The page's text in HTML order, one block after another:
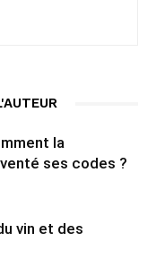
la
ses codes ?
vin et des